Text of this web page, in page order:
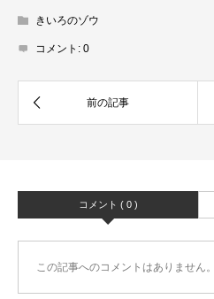
きいろのゾウ
コメント: 0
コメント ( 0 )
この記事へのコメントはありません。